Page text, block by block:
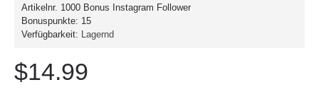
Artikelnr. 1000 Bonus Instagram Follower
Bonuspunkte: 15
Verfügbarkeit: Lagernd
$14.99